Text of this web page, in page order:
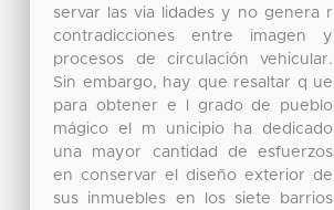
servar las via lidades y no genera r
contradicciones entre imagen y
procesos de circulación vehicular.
Sin embargo, hay que resaltar q ue
para obtener e l grado de pueblo
mágico el m unicipio ha dedicado
una mayor cantidad de esfuerzos
en conservar el diseño exterior de
sus inmuebles en los siete barrios